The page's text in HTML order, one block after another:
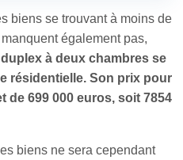
biens se trouvant à moins de
également pas,
à deux chambres se
résidentielle. Son prix pour
de 699 000 euros, soit 7854
biens ne sera cependant